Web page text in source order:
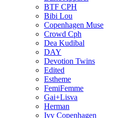
BTF CPH
Bibi Lou
Copenhagen Muse
Crowd Cph
Dea Kudibal
DAY
Devotion Twins
Edited
Estheme
FemiFemme
Gai+Lisva
Herman
Ivy Copenhagen